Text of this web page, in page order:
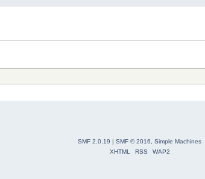
SMF 2.0.19 | SMF © 2016, Simple Machines
XHTML
RSS WAP2